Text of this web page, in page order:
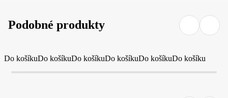
Podobné produkty
Do košíkuDo košíkuDo košíkuDo košíkuDo košíkuDo košíku